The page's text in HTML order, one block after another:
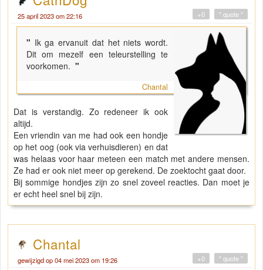
25 april 2023 om 22:16 " quote "
+0
" Ik ga ervanuit dat het niets wordt.
Dit om mezelf een teleurstelling te
voorkomen. "
Chantal
Dat is verstandig. Zo redeneer ik ook
altijd.
Een vriendin van me had ook een hondje
op het oog (ook via verhuisdieren) en dat
was helaas voor haar meteen een match met andere mensen.
Ze had er ook niet meer op gerekend. De zoektocht gaat door.
Bij sommige hondjes zijn zo snel zoveel reacties. Dan moet je
er echt heel snel bij zijn.
Chantal
gewijzigd op 04 mei 2023 om 19:26 " quote "
+0